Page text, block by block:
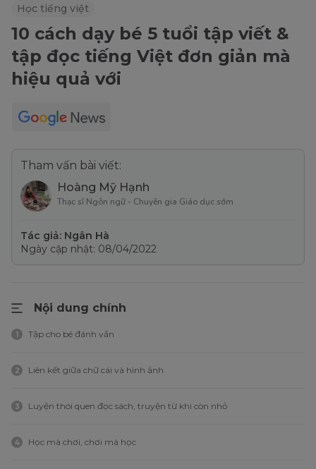
Học tiếng việt
10 cách dạy bé 5 tuổi tập viết &
tập đọc tiếng Việt đơn giản mà
hiệu quả với
Tham vấn bài viết:
Hoàng Mỹ Hạnh
Thạc sĩ Ngôn ngữ - Chuyên gia Giáo dục sớm
Tác giả: Ngân Hà
Ngày cập nhật: 08/04/2022
Nội dung chính
1 Tập cho bé đánh vần
2 Liên kết giữa chữ cái và hình ảnh
3 Luyện thói quen đọc sách, truyện từ khi còn nhỏ
4 Học mà chơi, chơi mà học